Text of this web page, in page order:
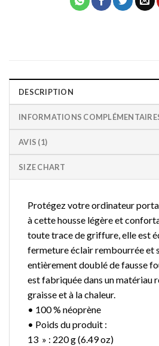
DESCRIPTION
INFORMATIONS
AVIS (1)
SIZE CHART
Protégez votre ordinateur
à cette housse légère et
toute trace de griffure, elle est
fermeture éclair rembourrée et
entièrement doublé de fausse
est fabriquée dans un matériau
graisse et à la chaleur.
• 100 % néoprène
• Poids du produit :
13 » : 220 g (6.49 oz)